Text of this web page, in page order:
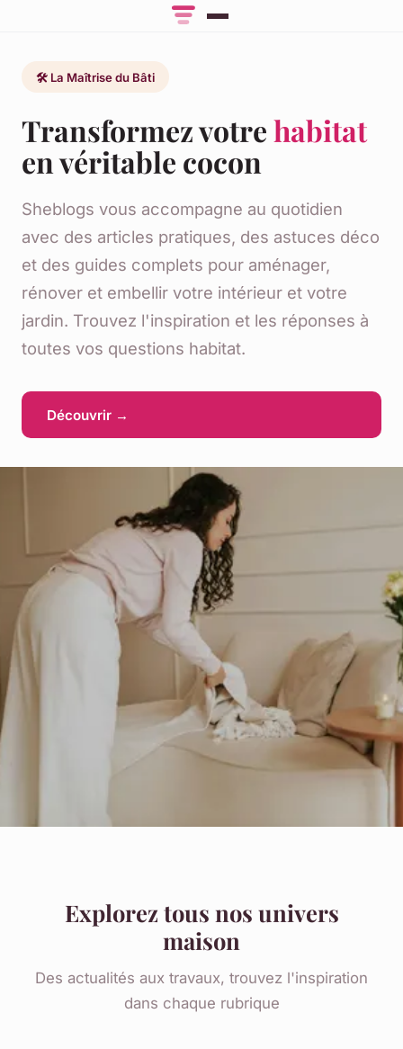
🛠️ La Maîtrise du Bâti
Transformez votrehabitat
en véritable cocon
Sheblogs vous accompagne au quotidien
avec des articles pratiques, des astuces déco
et des guides complets pour aménager,
rénover et embellir votre intérieur et votre
jardin. Trouvez l'inspiration et les réponses à
toutes vos questions habitat.
Découvrir →
Explorez tous nos univers
maison
Des actualités aux travaux, trouvez l'inspiration
dans chaque rubrique